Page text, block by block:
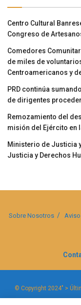
Centro Cultural
Congreso de
Comedores
de miles de
Centroamericanos y
PRD continúa
de dirigentes
Remozamiento del
misión del Ejército en
Ministerio de Justicia
Justicia y Derechos
Sobre Nosotros Aviso
© Copyright 2024" >